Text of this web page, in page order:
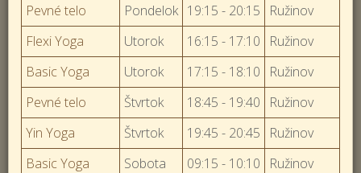
Pevné telo
Pondelok 19:15 - 20:15
Ružinov
Flexi Yoga
Utorok 16:15 - 17:10
Ružinov
Basic Yoga
Utorok 17:15 - 18:10
Ružinov
Pevné telo
Štvrtok 18:45 - 19:40
Ružinov
Yin Yoga
Štvrtok 19:45 - 20:45
Ružinov
Basic Yoga
Sobota 09:15 - 10:10
Ružinov